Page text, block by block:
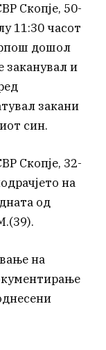
Скопје, 50-
11:30 часот
дошол
заканувал и
закани
син.
Скопје, 32-
на
од
на